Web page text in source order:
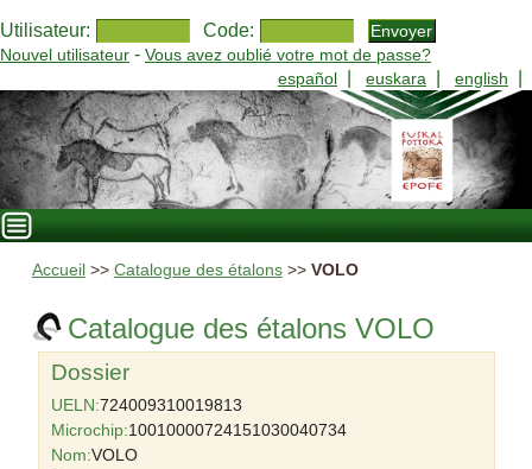
Utilisateur: Code:
Nouvel utilisateur - Vous avez oublié votre mot de passe?
español
euskara english
Accueil >> Catalogue des étalons>> VOLO
Catalogue des étalons VOLO
Dossier
UELN:724009310019813
Microchip:10010000724151030040734
Nom:VOLO